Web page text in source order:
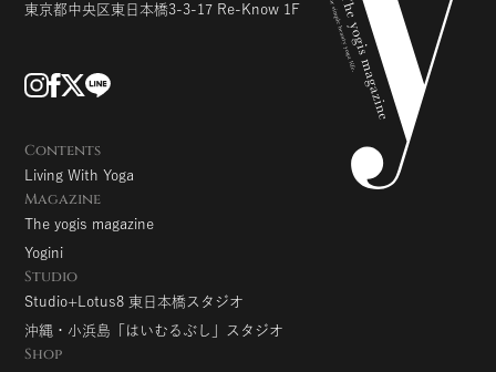
東京都中央区東日本橋3-3-17 Re-Know 1F
Contents
Living With Yoga
Magazine
The yogis magazine
Yogini
Studio
Studio+Lotus8 東日本橋スタジオ
沖縄・小浜島「はいむるぶし」スタジオ
Shop